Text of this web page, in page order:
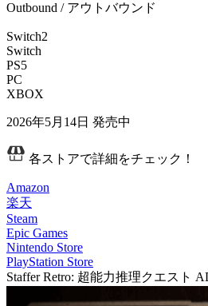
Outbound / アウトバウンド
Switch2
Switch
PS5
PC
XBOX
2026年5月14日 発売中
各ストアで詳細をチェック！
Amazon
楽天
Steam
Epic Games
Nintendo Store
PlayStation Store
Staffer Retro: 超能力推理クエスト